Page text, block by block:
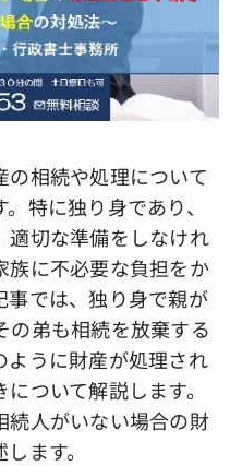
の相続や処理について
特に独り身であり、
適切な準備をしなけれ
族に不必要な負担をか
事では、独り身で親が
の弟も相続を放棄する
ように財産が処理され
ついて解説します。
続人がいない場合の財
ます。